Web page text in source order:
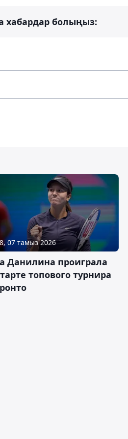
хабардар болыңыз:
07 тамыз 2026
Данилина проиграла
топового турнира